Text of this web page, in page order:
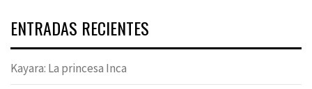
ENTRADAS RECIENTES
Kayara: La princesa Inca